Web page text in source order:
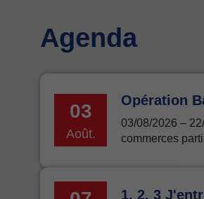
Agenda
03
Août.
Opération
03/08/2026 –
commerces
1, 2, 3